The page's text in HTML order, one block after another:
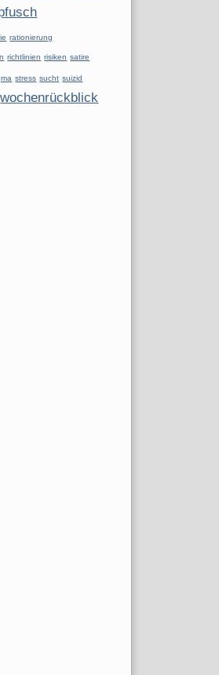
rationierung
richtlinien risiken satire
stress sucht suizid
wochenrückblick